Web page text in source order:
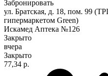
Забронировать
ул. Братская, д. 18, пом. 99
гипермаркетом Green)
Искамед Аптека №126
Закрыто
вчера
Закрыто
77,34 р.